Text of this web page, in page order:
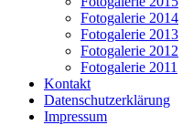
Fotogalerie 2014
Fotogalerie 2013
Fotogalerie 2012
Fotogalerie 2011
Kontakt
Datenschutzerklärung
Impressum